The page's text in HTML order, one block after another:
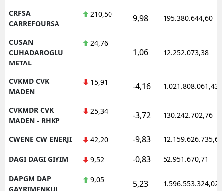
CRFSA
CARREFOURSA
210,50 9,98 195.380.644,60
CUSAN
CUHADAROGLU
METAL
24,76
1,06 12.252.073,38
CVKMD CVK
MADEN
15,91 -4,16 1.021.808.061,43
CVKMDR CVK
MADEN - RHKP
25,34 -3,72 130.242.702,76
CWENE CW ENERJI 42,20 -9,83 12.159.626.735,62
DAGI DAGI GIYIM 9,52 -0,83 52.951.670,71
DAPGM DAP
GAYRIMENKUL
9,05 5,23 1.596.553.324,02